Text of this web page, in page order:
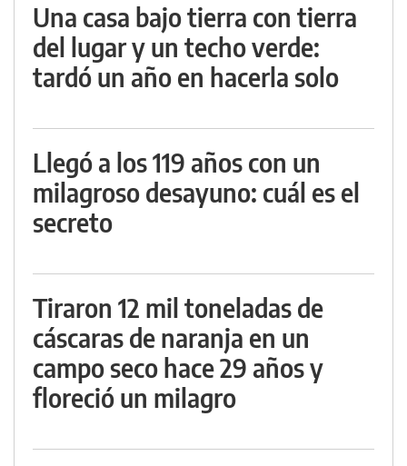
Una casa bajo tierra con tierra
del lugar y un techo verde:
tardó un año en hacerla solo
Llegó a los 119 años con un
milagroso desayuno: cuál es el
secreto
Tiraron 12 mil toneladas de
cáscaras de naranja en un
campo seco hace 29 años y
floreció un milagro